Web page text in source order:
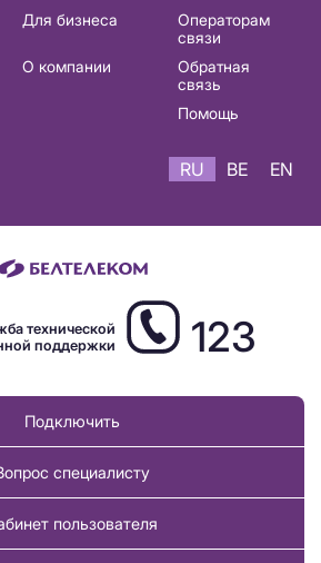
Для бизнеса
Операторам
связи
О компании
Обратная
связь
Помощь
RU BE EN
технической
поддержки
123
Подключить
специалисту
пользователя